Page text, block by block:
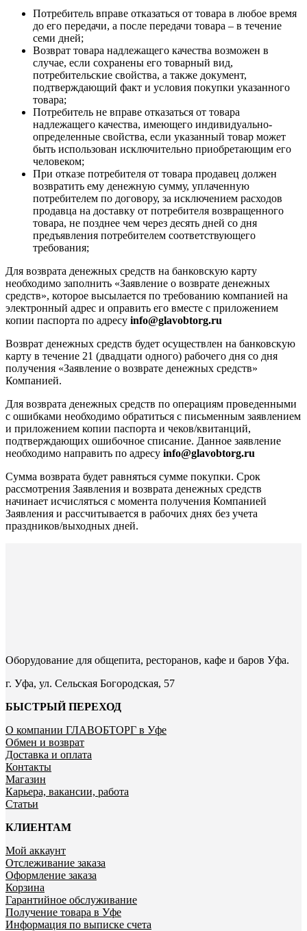
Потребитель вправе отказаться от товара в любое время
до его передачи, а после передачи товара – в течение
семи дней;
Возврат товара надлежащего качества возможен в
случае, если сохранены его товарный вид,
потребительские свойства, а также документ,
подтверждающий факт и условия покупки указанного
товара;
Потребитель не вправе отказаться от товара
надлежащего качества, имеющего индивидуально-
определенные свойства, если указанный товар может
быть использован исключительно приобретающим его
человеком;
При отказе потребителя от товара продавец должен
возвратить ему денежную сумму, уплаченную
потребителем по договору, за исключением расходов
продавца на доставку от потребителя возвращенного
товара, не позднее чем через десять дней со дня
предъявления потребителем соответствующего
требования;
Для возврата денежных средств на банковскую карту
необходимо заполнить «Заявление о возврате денежных
средств», которое высылается по требованию компанией на
электронный адрес и оправить его вместе с приложением
копии паспорта по адресу info@glavobtorg.ru
Возврат денежных средств будет осуществлен на банковскую
карту в течение 21 (двадцати одного) рабочего дня со дня
получения «Заявление о возврате денежных средств»
Компанией.
Для возврата денежных средств по операциям проведенными
с ошибками необходимо обратиться с письменным заявлением
и приложением копии паспорта и чеков/квитанций,
подтверждающих ошибочное списание. Данное заявление
необходимо направить по адресу info@glavobtorg.ru
Сумма возврата будет равняться сумме покупки. Срок
рассмотрения Заявления и возврата денежных средств
начинает исчисляться с момента получения Компанией
Заявления и рассчитывается в рабочих днях без учета
праздников/выходных дней.
Оборудование для общепита, ресторанов, кафе и баров Уфа.
г. Уфа, ул. Сельская Богородская, 57
БЫСТРЫЙ ПЕРЕХОД
О компании ГЛАВОБТОРГ в Уфе
Обмен и возврат
Доставка и оплата
Контакты
Магазин
Карьера, вакансии, работа
Статьи
КЛИЕНТАМ
Мой аккаунт
Отслеживание заказа
Оформление заказа
Корзина
Гарантийное обслуживание
Получение товара в Уфе
Информация по выписке счета